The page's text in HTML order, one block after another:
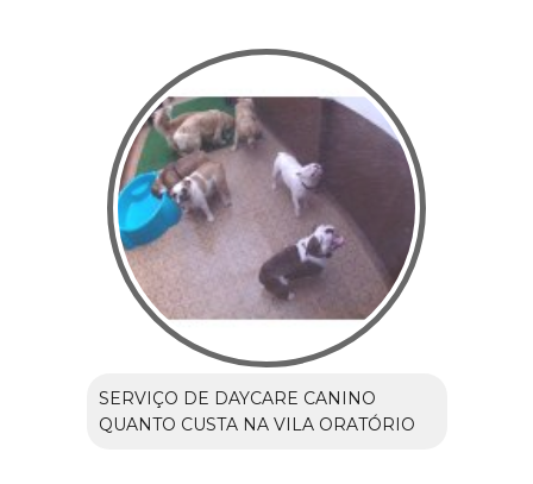
SERVIÇO DE DAYCARE CANINO
QUANTO CUSTA NA VILA ORATÓRIO